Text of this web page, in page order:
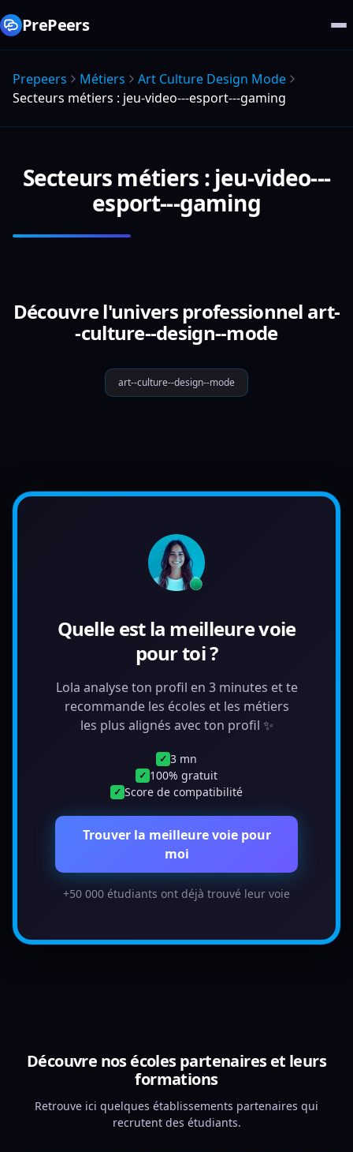
PrePeers
Prepeers Métiers
Art Culture Design Mode
Secteurs métiers : jeu-video---esport---gaming
Secteurs métiers : jeu-video---
esport---gaming
Découvre l'univers professionnel art-
-culture--design--mode
art--culture--design--mode
Quelle est la meilleure voie
pour toi ?
Lola analyse ton profil en 3 minutes et te
recommande les écoles et les métiers
les plus alignés avec ton profil ✨
✓ 3 mn
✓ 100% gratuit
✓ Score de compatibilité
Trouver la meilleure voie pour
moi
+50 000 étudiants ont déjà trouvé leur voie
Découvre nos écoles partenaires et leurs
formations
Retrouve ici quelques établissements partenaires qui
recrutent des étudiants.